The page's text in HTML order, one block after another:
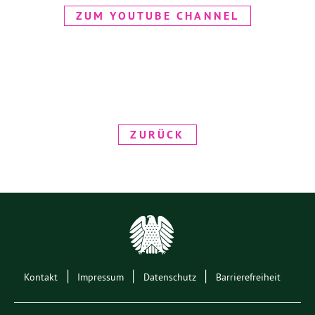
ZUM YOUTUBE CHANNEL
ZURÜCK
Kontakt Impressum Datenschutz Barrierefreiheit